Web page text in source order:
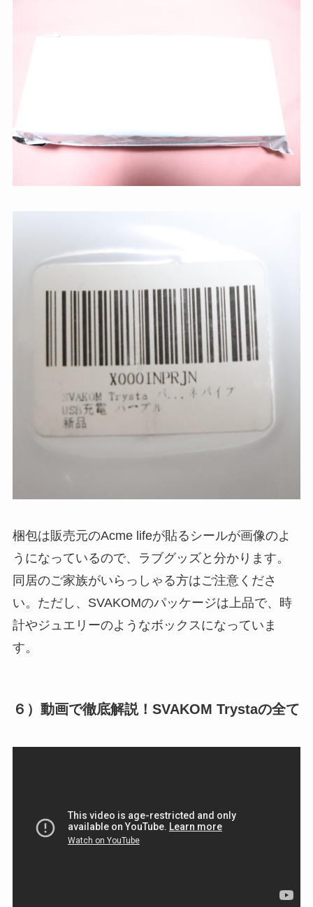
梱包は販売元のAcme lifeが貼るシールが画像のよ
うになっているので、ラブグッズと分かります。
同居のご家族がいらっしゃる方はご注意くださ
い。ただし、SVAKOMのパッケージは上品で、時
計やジュエリーのようなボックスになっていま
す。
６）動画で徹底解説！SVAKOM Trystaの全て